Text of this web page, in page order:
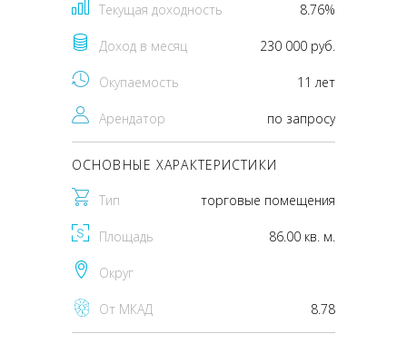
Текущая доходность 8.76%
Доход в месяц 230 000 руб.
Окупаемость 11 лет
Арендатор по запросу
ОСНОВНЫЕ ХАРАКТЕРИСТИКИ
Тип торговые помещения
Площадь 86.00 кв. м.
Округ
От МКАД 8.78